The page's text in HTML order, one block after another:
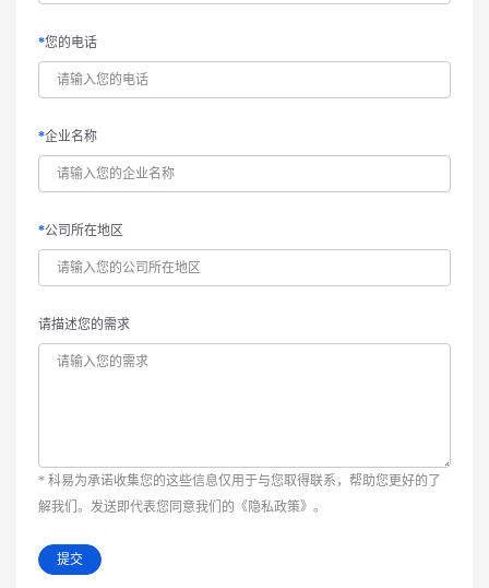
您的电话
企业名称
公司所在地区
请描述您的需求
* 科易为承诺收集您的这些信息仅用于与您取得联系，帮助您更好的了
解我们。发送即代表您同意我们的《隐私政策》。
提交